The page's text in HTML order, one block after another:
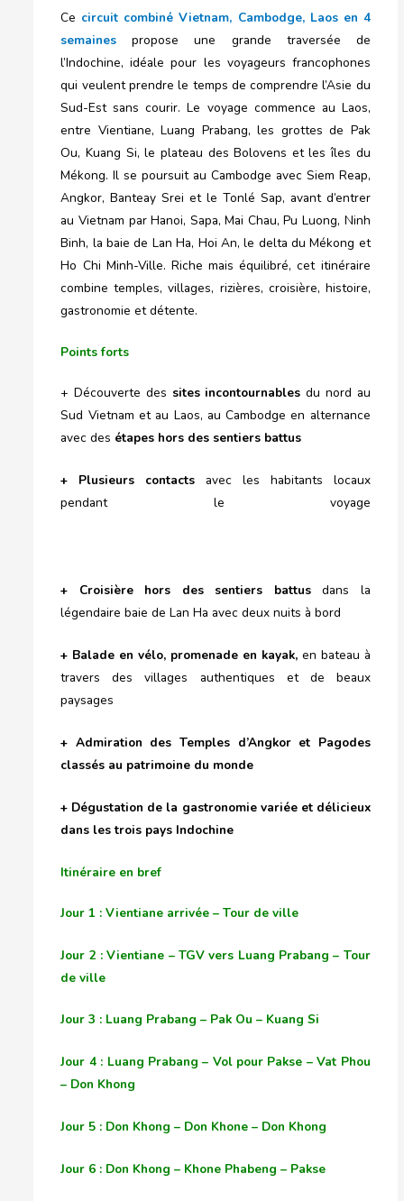
Ce circuit combiné Vietnam, Cambodge, Laos en 4
semaines propose une grande traversée de
l’Indochine, idéale pour les voyageurs francophones
qui veulent prendre le temps de comprendre l’Asie du
Sud-Est sans courir. Le voyage commence au Laos,
entre Vientiane, Luang Prabang, les grottes de Pak
Ou, Kuang Si, le plateau des Bolovens et les îles du
Mékong. Il se poursuit au Cambodge avec Siem Reap,
Angkor, Banteay Srei et le Tonlé Sap, avant d’entrer
au Vietnam par Hanoi, Sapa, Mai Chau, Pu Luong, Ninh
Binh, la baie de Lan Ha, Hoi An, le delta du Mékong et
Ho Chi Minh-Ville. Riche mais équilibré, cet itinéraire
combine temples, villages, rizières, croisière, histoire,
gastronomie et détente.
Points forts
+ Découverte des sites incontournables du nord au
Sud Vietnam et au Laos, au Cambodge en alternance
avec des étapes hors des sentiers battus
+ Plusieurs contacts avec les habitants locaux
pendant le voyage
+ Croisière hors des sentiers battusdans la
légendaire baie de Lan Ha avec deux nuits à bord
+ Balade en vélo, promenade en kayak, en bateau à
travers des villages authentiques et de beaux
paysages
+ Admiration des Temples d’Angkor et Pagodes
classés au patrimoine du monde
+ Dégustation de la gastronomie variée et délicieux
dans les trois pays Indochine
Itinéraire en bref
Jour 1 : Vientiane arrivée – Tour de ville
Jour 2 : Vientiane – TGV vers Luang Prabang – Tour
de ville
Jour 3 : Luang Prabang – Pak Ou – Kuang Si
Jour 4 : Luang Prabang – Vol pour Pakse – Vat Phou
– Don Khong
Jour 5 : Don Khong – Don Khone – Don Khong
Jour 6 : Don Khong – Khone Phabeng – Pakse